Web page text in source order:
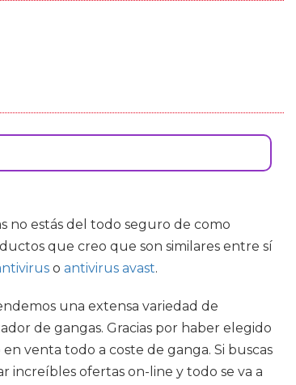
no estás del todo seguro de como
que creo que son similares entre sí
o antivirus avast.
una extensa variedad de
de gangas. Gracias por haber elegido
venta todo a coste de ganga. Si buscas
increíbles ofertas on-line y todo se va a